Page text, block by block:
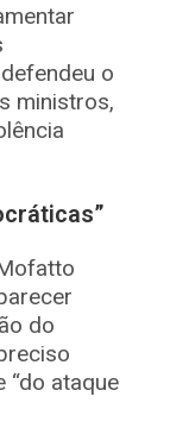
o
ministros,
do
“do ataque